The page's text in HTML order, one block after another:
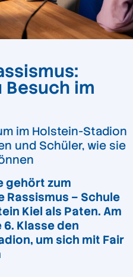
Besuch im
im Holstein-Stadion
und Schüler, wie sie
gehört zum
Rassismus – Schule
Kiel als Paten. Am
Klasse den
um sich mit Fair